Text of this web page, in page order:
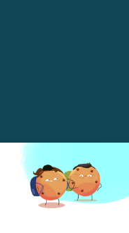
Plobsheim